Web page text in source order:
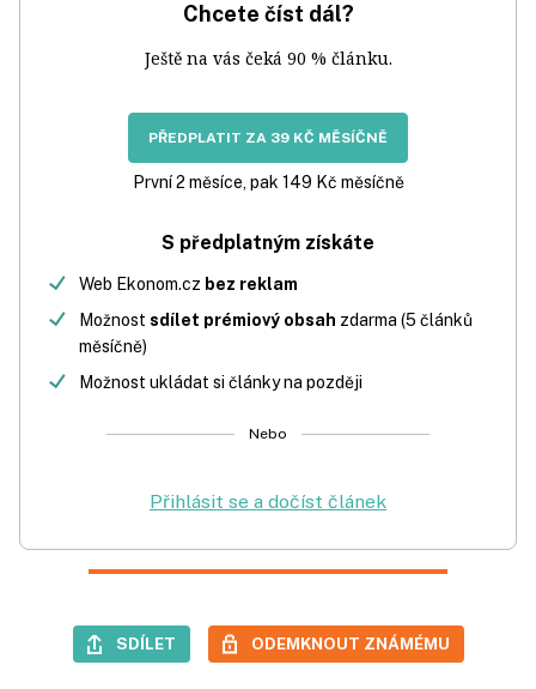
Chcete číst dál?
Ještě na vás čeká 90 % článku.
PŘEDPLATIT ZA 39 KČ MĚSÍČNĚ
První 2 měsíce, pak 149 Kč měsíčně
S předplatným získáte
Web Ekonom.cz bez reklam
Možnost sdílet prémiový obsah zdarma (5 článků
měsíčně)
Možnost ukládat si články na později
Nebo
Přihlásit se a dočíst článek
SDÍLET ODEMKNOUT ZNÁMÉMU